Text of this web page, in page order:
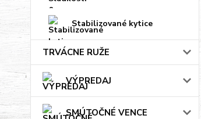
Stabilizované kytice
TRVÁCNE RUŽE
VÝPREDAJ
SMÚTOČNÉ VENCE